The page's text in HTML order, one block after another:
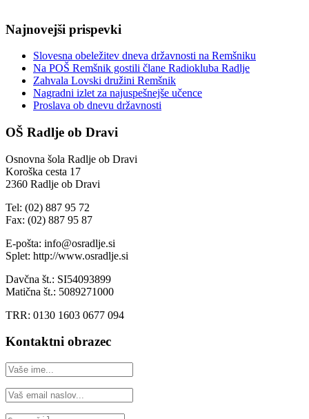
Najnovejši prispevki
Slovesna obeležitev dneva državnosti na Remšniku
Na POŠ Remšnik gostili člane Radiokluba Radlje
Zahvala Lovski družini Remšnik
Nagradni izlet za najuspešnejše učence
Proslava ob dnevu državnosti
OŠ Radlje ob Dravi
Osnovna šola Radlje ob Dravi
Koroška cesta 17
2360 Radlje ob Dravi
Tel: (02) 887 95 72
Fax: (02) 887 95 87
E-pošta: info@osradlje.si
Splet: http://www.osradlje.si
Davčna št.: SI54093899
Matična št.: 5089271000
TRR: 0130 1603 0677 094
Kontaktni obrazec